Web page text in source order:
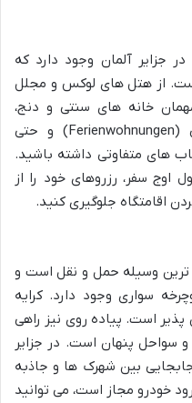
جزایر آلمان وجود دارد که
از هتل های لوکس و مجلل
خانه های سنتی و دنج،
آپارتمان های اجاره ای خودکفایی (Ferienwohnungen) و حتی
های متفاوتی داشته باشید.
سفر، رزروهای خود را از
اقامتگاه جلوگیری کنید.
ترین وسیله حمل و نقل است و
سواری وجود دارد. کرایه
پذیر است. پیاده روی نیز راهی
سواحل پنهان است. در جزایر
جابجایی بین شهرک ها و جاذبه
خودرو مجاز است، می توانید